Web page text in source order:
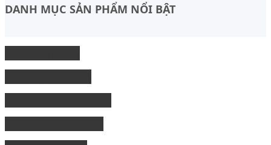
DANH MỤC SẢN PHẨM NỔI BẬT